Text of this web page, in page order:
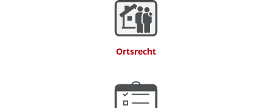
Ortsrecht